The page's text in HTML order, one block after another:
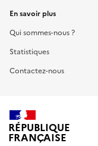
En savoir plus
Qui sommes-nous ?
Statistiques
Contactez-nous
RÉPUBLIQUE
FRANÇAISE